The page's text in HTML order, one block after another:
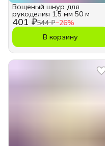
401 ₽544 ₽−26%
Вощеный шнур для
рукоделия 1,5 мм 50 м
В корзину